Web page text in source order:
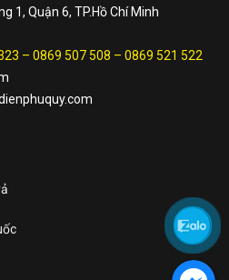
1, Quận 6, TP.Hồ Chí Minh
– 0869 507 508 – 0869 521 522